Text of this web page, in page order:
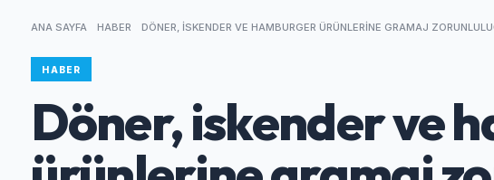
ANA SAYFA HABER DÖNER, ISKENDER VE HAMBURGER ÜRÜNLERINE GRAMAJ
HABER
Döner, iskender ve